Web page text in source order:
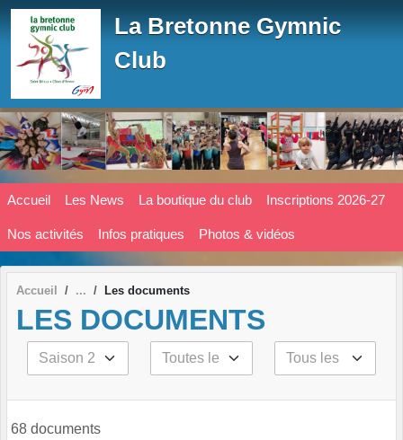
La Bretonne Gymnic
Club
Accueil Les News La boutique du club Inscriptions 2026-27
Nos activités Infos pratiques Photos & vidéos
Accueil Les documents
LES DOCUMENTS
68 documents
Panneau de gestion des cookies